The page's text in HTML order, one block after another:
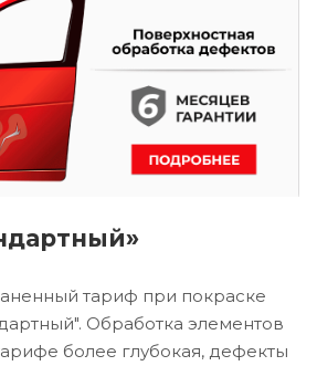
тариф при покраске
Обработка элементов
более глубокая, дефекты